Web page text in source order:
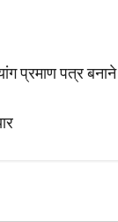
प्रमाण पत्र